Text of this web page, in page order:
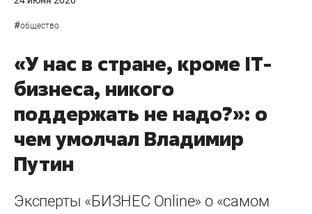
#общество
«У нас в стране, кроме IT-
бизнеса, никого
поддержать не надо?»: о
чем умолчал Владимир
Путин
Эксперты «БИЗНЕС Online» о «самом